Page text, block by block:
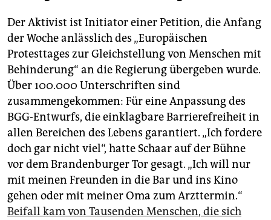
Der Aktivist ist Initiator einer Petition, die Anfang
der Woche anlässlich des „Europäischen
Protesttages zur Gleichstellung von Menschen mit
Behinderung“ an die Regierung übergeben wurde.
Über 100.000 Unterschriften sind
zusammengekommen: Für eine Anpassung des
BGG-Entwurfs, die einklagbare Barrierefreiheit in
allen Bereichen des Lebens garantiert. „Ich fordere
doch gar nicht viel“, hatte Schaar auf der Bühne
vor dem Brandenburger Tor gesagt. „Ich will nur
mit meinen Freunden in die Bar und ins Kino
gehen oder mit meiner Oma zum Arzttermin.“
Beifall kam von Tausenden Menschen, die sich